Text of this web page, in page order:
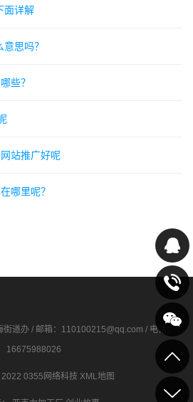
面详解
思吗？
些？
站推广好呢
哪里呢？
道办 / 邮箱：110100215@qq.com / 电话：
16675988026
0355网络科技 XML地图